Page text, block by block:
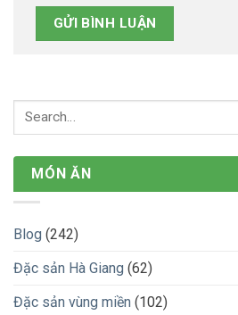
MÓN ĂN
Blog (242)
Đặc sản Hà Giang (62)
Đặc sản vùng miền (102)